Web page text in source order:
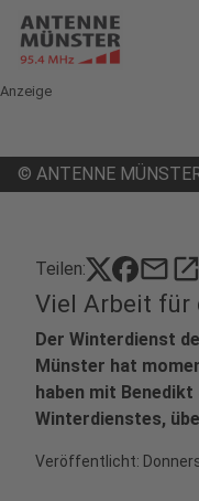
Anzeige
© ANTENNE
Teilen: mailopen_in_new
Viel Arbeit für
Der Winterdienst
Münster hat
haben mit
Winterdienstes,
Veröffentlicht: